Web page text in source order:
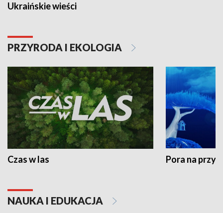
Ukraińskie wieści
PRZYRODA I EKOLOGIA
Czas w las Pora na
NAUKA I EDUKACJA